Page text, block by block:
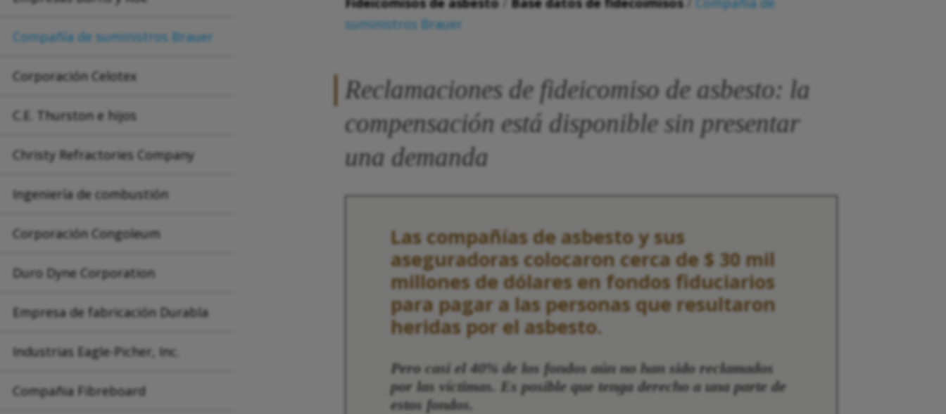
Compañía de suministros Brauer
Corporación Celotex
C.E. Thurston e hijos
Christy Refractories Company
Ingeniería de combustión
Corporación Congoleum
Duro Dyne Corporation
Empresa de fabricación Durabla
Industrias Eagle-Picher, Inc.
Compañia Fibreboard
suministros Brauer
Reclamaciones de fideicomiso de asbesto: la
compensación está disponible sin presentar
una demanda
Las compañías de asbesto y sus
aseguradoras colocaron cerca de $ 30 mil
millones de dólares en fondos fiduciarios
para pagar a las personas que resultaron
heridas por el asbesto.
Pero casi el 40% de los fondos aún no han sido reclamados
por las víctimas. Es posible que tenga derecho a una parte de
estos fondos.